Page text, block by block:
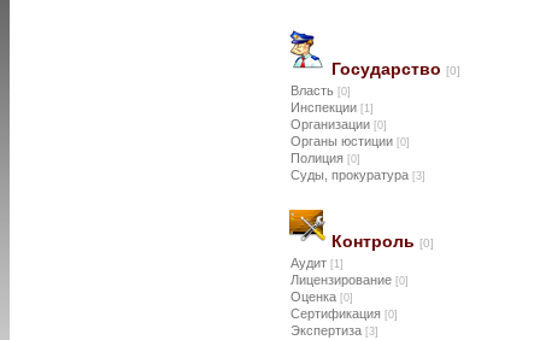
Государство [0]
Власть [0]
Инспекции [1]
Организации [0]
Органы юстиции [0]
Полиция [0]
Суды, прокуратура [3]
Контроль [0]
Аудит [1]
Лицензирование [0]
Оценка [0]
Сертификация [0]
Экспертиза [3]